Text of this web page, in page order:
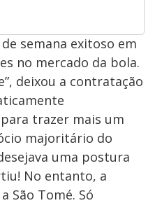
semana exitoso em
no mercado da bola.
deixou a contratação
trazer mais um
majoritário do
uma postura
No entanto, a
São Tomé. Só